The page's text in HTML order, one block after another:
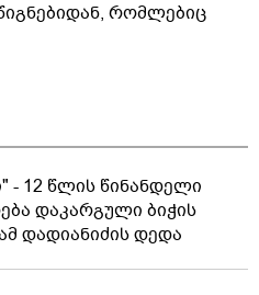
რომლებიც
- 12 წლის წინანდელი
დაკარგული ბიჭის
დადიანიძის დედა